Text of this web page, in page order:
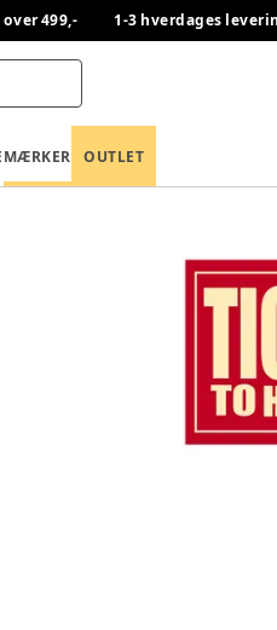
499,- 1-3 hverdages
MÆRKER OUTLET